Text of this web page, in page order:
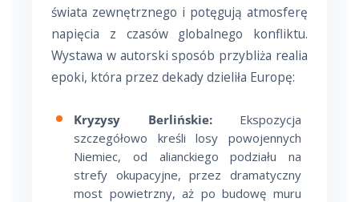
świata zewnętrznego i potęgują atmosferę
napięcia z czasów globalnego konfliktu.
Wystawa w autorski sposób przybliża realia
epoki, która przez dekady dzieliła Europę:
Kryzysy Berlińskie:Ekspozycja
szczegółowo kreśli losy powojennych
Niemiec, od alianckiego podziału na
strefy okupacyjne, przez dramatyczny
most powietrzny, aż po budowę muru